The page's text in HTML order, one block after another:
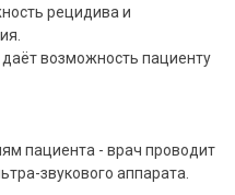
рецидива и
даёт возможность пациенту
о боли.
пациента - врач проводит
звукового аппарата.